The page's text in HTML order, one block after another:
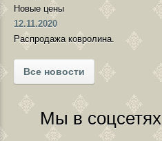
Новые цены
12.11.2020
Распродажа ковролина.
Все новости
Мы в соцсетях